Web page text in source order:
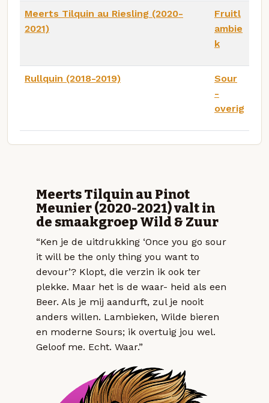
Meerts Tilquin au Riesling (2020-
2021)
Fruitl
ambie
k
Rullquin (2018-2019)
Sour
-
overig
Meerts Tilquin au Pinot
Meunier (2020-2021) valt in
de smaakgroep Wild & Zuur
“Ken je de uitdrukking ‘Once you go sour
it will be the only thing you want to
devour’? Klopt, die verzin ik ook ter
plekke. Maar het is de waar- heid als een
Beer. Als je mij aandurft, zul je nooit
anders willen. Lambieken, Wilde bieren
en moderne Sours; ik overtuig jou wel.
Geloof me. Echt. Waar.”